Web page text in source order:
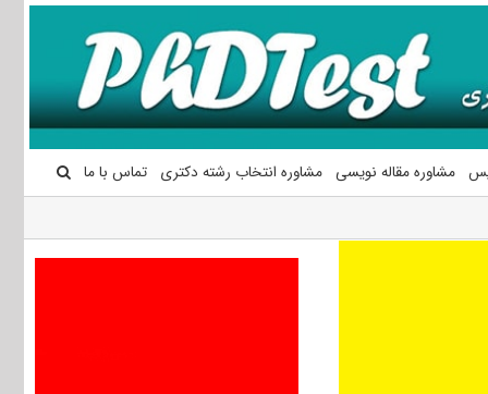
مشاوره مقاله نویسی مشاوره انتخاب رشته دکتری تماس با ما